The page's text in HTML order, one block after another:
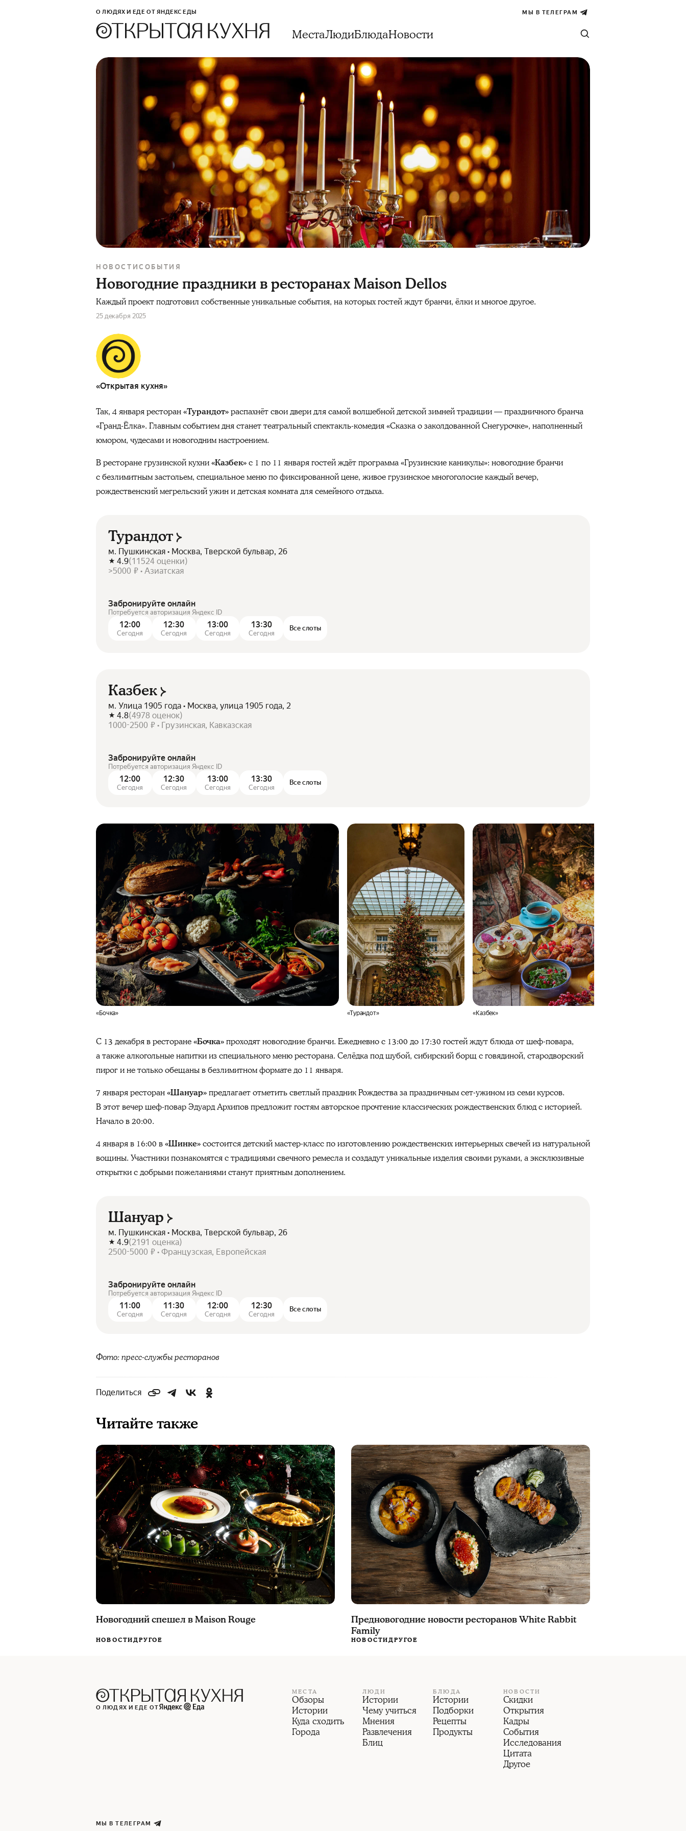
О ЛЮДЯХ И ЕДЕ ОТ ЯНДЕКС ЕДЫ МЫ В ТЕЛЕГРАМ
МестаЛюдиБлюдаНовости
НОВОСТИСОБЫТИЯ
Новогодние праздники в ресторанах Maison Dellos
Каждый проект подготовил собственные уникальные события, на которых гостей ждут бранчи, ёлки и многое другое.
25 декабря 2025
«Открытая кухня»
Так, 4 января ресторан«Турандот»распахнёт свои двери для самой волшебной детской зимней традиции — праздничного бранча
«Гранд-Ёлка». Главным событием дня станет театральный спектакль-комедия «Сказка о заколдованной Снегурочке», наполненный
юмором, чудесами и новогодним настроением.
В ресторане грузинской кухни«Казбек»с 1 по 11 января гостей ждёт программа «Грузинские каникулы»: новогодние бранчи
с безлимитным застольем, специальное меню по фиксированной цене, живое грузинское многоголосие каждый вечер,
рождественский мегрельский ужин и детская комната для семейного отдыха.
Турандот
м. Пушкинская • Москва, Тверской бульвар, 26
4.9(11524 оценки)
>5000 ₽ • Азиатская
Забронируйте онлайн
Потребуется авторизация Яндекс ID
12:00
Сегодня
12:30
Сегодня
13:00
Сегодня
13:30
Сегодня
Все слоты
Казбек
м. Улица 1905 года • Москва, улица 1905 года, 2
4.8(4978 оценок)
1000-2500 ₽ • Грузинская, Кавказская
Забронируйте онлайн
Потребуется авторизация Яндекс ID
12:00
Сегодня
12:30
Сегодня
13:00
Сегодня
13:30
Сегодня
Все слоты
«Бочка» «Турандот» «Казбек»
С 13 декабря в ресторане«Бочка»проходят новогодние бранчи. Ежедневно с 13:00 до 17:30 гостей ждут блюда от шеф-повара,
а также алкогольные напитки из специального меню ресторана. Селёдка под шубой, сибирский борщ с говядиной, стародворский
пирог и не только обещаны в безлимитном формате до 11 января.
7 января ресторан«Шануар»предлагает отметить светлый праздник Рождества за праздничным сет-ужином из семи курсов.
В этот вечер шеф-повар Эдуард Архипов предложит гостям авторское прочтение классических рождественских блюд с историей.
Начало в 20:00.
4 января в 16:00 в«Шинке»состоится детский мастер-класс по изготовлению рождественских интерьерных свечей из натуральной
вощины. Участники познакомятся с традициями свечного ремесла и создадут уникальные изделия своими руками, а эксклюзивные
открытки с добрыми пожеланиями станут приятным дополнением.
Шануар
м. Пушкинская • Москва, Тверской бульвар, 26
4.9(2191 оценка)
2500-5000 ₽ • Французская, Европейская
Забронируйте онлайн
Потребуется авторизация Яндекс ID
11:00
Сегодня
11:30
Сегодня
12:00
Сегодня
12:30
Сегодня
Все слоты
Фото: пресс-службы ресторанов
Поделиться
Читайте также
Новогодний спешел в Maison Rouge
НОВОСТИДРУГОЕ
Предновогодние новости ресторанов White Rabbit
Family
НОВОСТИДРУГОЕ
О ЛЮДЯХ И ЕДЕ ОТ
МЕСТА
Обзоры
Истории
Куда сходить
Города
ЛЮДИ
Истории
Чему учиться
Мнения
Развлечения
Блиц
БЛЮДА
Истории
Подборки
Рецепты
Продукты
НОВОСТИ
Скидки
Открытия
Кадры
События
Исследования
Цитата
Другое
МЫ В ТЕЛЕГРАМ